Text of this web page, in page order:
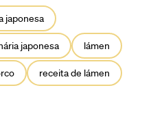
japonesa
japonesa lámen
receita de lámen